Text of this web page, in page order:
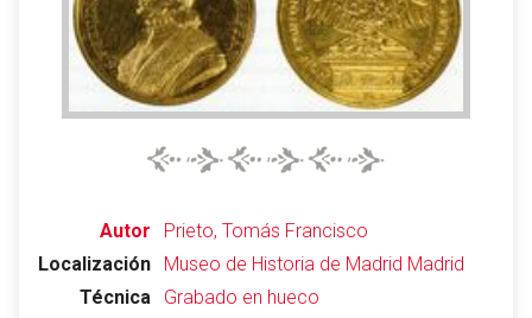
Abrir menú principal
Autor
Prieto, Tomás Francisco
Localización
Museo de Historia de Madrid Madrid
Técnica
Grabado en hueco